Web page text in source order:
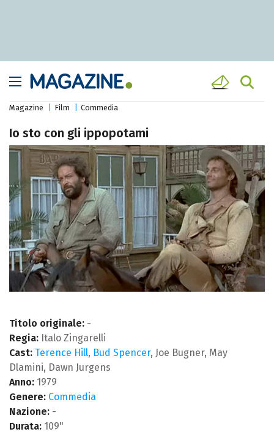
Magazine Film Commedia
Io sto con gli ippopotami
Titolo originale: -
Regia: Italo Zingarelli
Cast: Terence Hill, Bud Spencer, Joe Bugner, May
Dlamini, Dawn Jurgens
Anno: 1979
Genere: Commedia
Nazione: -
Durata: 109"